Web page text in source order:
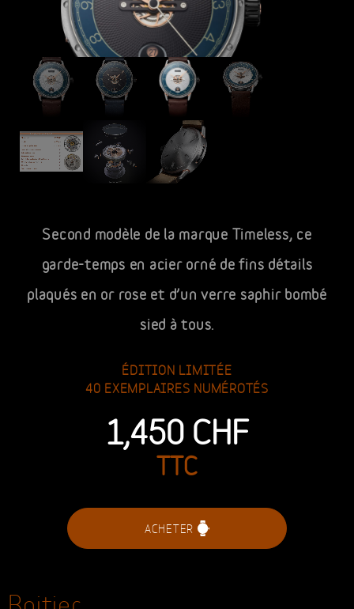
Second modèle de la marque Timeless, ce
garde-temps en acier orné de fins détails
sied à tous.